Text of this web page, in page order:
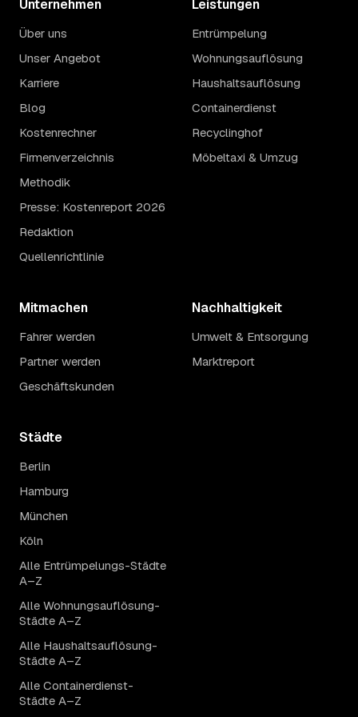
Unternehmen
Über uns
Unser Angebot
Karriere
Blog
Kostenrechner
Firmenverzeichnis
Methodik
Presse: Kostenreport 2026
Redaktion
Quellenrichtlinie
Leistungen
Entrümpelung
Wohnungsauflösung
Haushaltsauflösung
Containerdienst
Recyclinghof
Möbeltaxi & Umzug
Mitmachen
Fahrer werden
Partner werden
Geschäftskunden
Nachhaltigkeit
Umwelt & Entsorgung
Marktreport
Städte
Berlin
Hamburg
München
Köln
Alle Entrümpelungs-Städte
A–Z
Alle Wohnungsauflösung-
Städte A–Z
Alle Haushaltsauflösung-
Städte A–Z
Alle Containerdienst-
Städte A–Z